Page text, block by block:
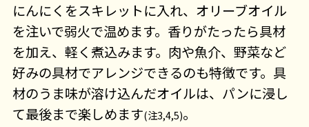
にんにくをスキレットに入れ、オリーブオイル
を注いで弱火で温めます。香りがたったら具材
を加え、軽く煮込みます。肉や魚介、野菜など
好みの具材でアレンジできるのも特徴です。具
材のうま味が溶け込んだオイルは、パンに浸し
て最後まで楽しめます(注3,4,5)。